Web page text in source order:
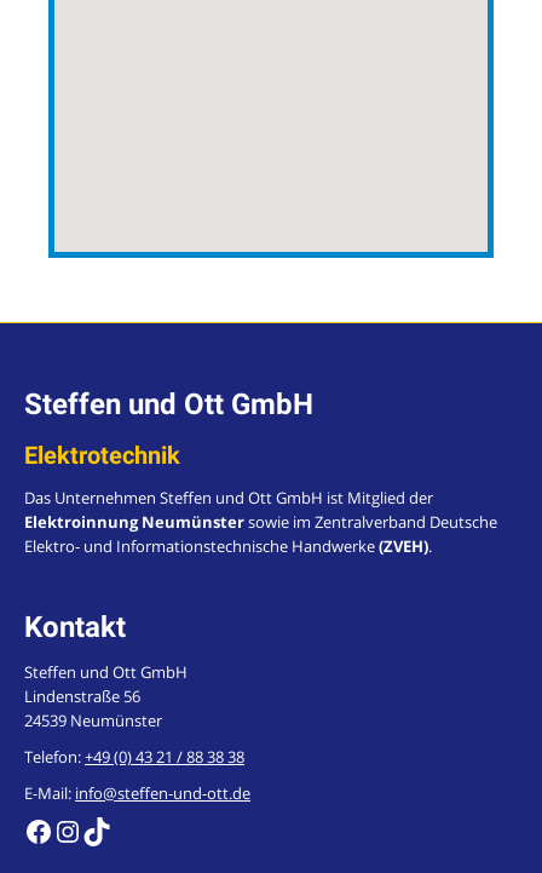
Steffen und Ott GmbH
Elektrotechnik
Das Unternehmen Steffen und Ott GmbH ist Mitglied der
Elektroinnung Neumünstersowie im Zentralverband Deutsche
Elektro- und Informationstechnische Handwerke(ZVEH).
Kontakt
Steffen und Ott GmbH
Lindenstraße 56
24539 Neumünster
Telefon:+49 (0) 43 21 / 88 38 38
E-Mail: info@steffen-und-ott.de
https://de-de.facebook.com/steffenundott/ InstagramTikTok